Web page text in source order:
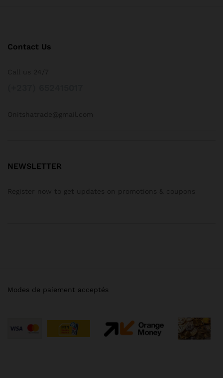
Contact Us
NEWSLETTER
Modes de paiement acceptés